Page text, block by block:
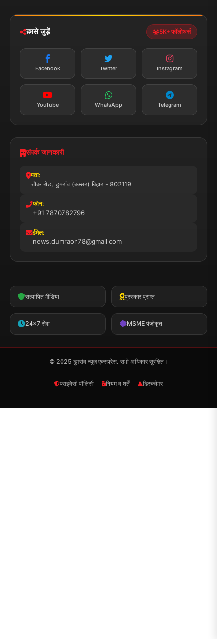
हमसे जुड़ें 5K+ फॉलोअर्स
Facebook Twitter Instagram
YouTube WhatsApp Telegram
संपर्क जानकारी
पता:
चौक रोड, डुमरांव (बक्सर) बिहार - 802119
फोन:
+91 7870782796
ईमेल:
news.dumraon78@gmail.com
सत्यापित मीडिया पुरस्कार प्राप्त
24x7 सेवा MSME पंजीकृत
© 2025 डुमरांव न्यूज़ एक्सप्रेस. सभी अधिकार सुरक्षित।
प्राइवेसी पॉलिसी नियम व शर्तें डिस्क्लेमर